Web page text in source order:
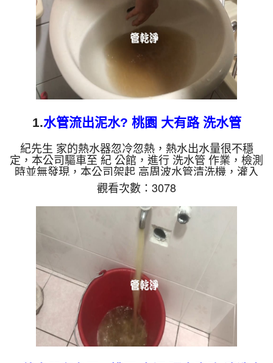
1.水管流出泥水? 桃園 大有路 洗水管
紀先生 家的熱水器忽冷忽熱，熱水出水量很不穩
定，本公司驅車至 紀 公館，進行 洗水管 作業，檢測
時並無發現，本公司架起 高周波水管清洗機，灌入
檸檬酸 至管路裡面，等了約15分，開啟 水管清洗機
，啟動 脈衝 模式，一洗水管就噴土色髒水，看起來
跟泥水一樣，越洗就越髒，如下圖片影片，兩個多小
時後，管路洗乾淨熱水出水量恢復正常了!! 如是自來
水，如水管老化，會產生鐵鏽跟泥沙堆積，洗出來的
水就會是咖啡色，地下水含有氧化錳，管壁上會結成
黑色管垢，洗出來的水會跟石油一樣黑，有些洗出綠
色的水，是因為裡...
觀看次數：3078